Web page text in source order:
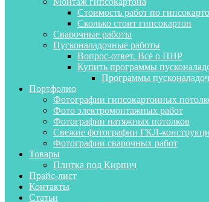
Стоимость работ по
Сколько стоит гипсокартон
Сварочные работы
Пусконаладочные работы
Вопрос-ответ. Всё о ПНР
Купить программы
Программы
Портфолио
Фотографии гипсокартонных
Фото электромонтажных работ
Фотографии натяжных потолков
Свежие фотографии ГКЛ-
Фотографии сварочных работ
Товары
Плитка под Кирпич
Прайс-лист
Контакты
Статьи